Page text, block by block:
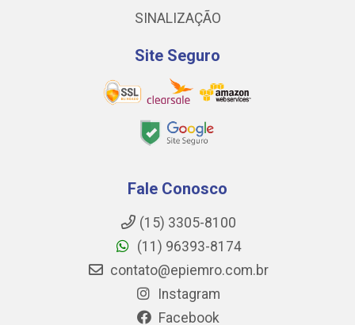
SINALIZAÇÃO
Site Seguro
Fale Conosco
(15) 3305-8100
(11) 96393-8174
contato@epiemro.com.br
Instagram
Facebook